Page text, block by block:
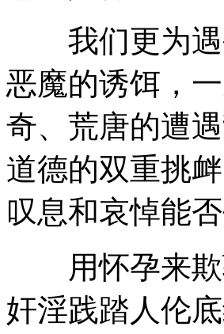
我们更为遇
恶魔的诱饵，
奇、荒唐的遭
道德的双重挑
叹息和哀悼能
用怀孕来欺
奸淫践踏人伦